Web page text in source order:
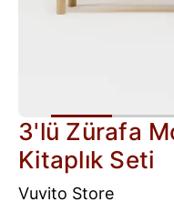
3'lü Zürafa
Kitaplık Seti
Vuvito Store